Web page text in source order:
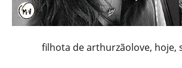
filhota de arthurzãolove, hoje,